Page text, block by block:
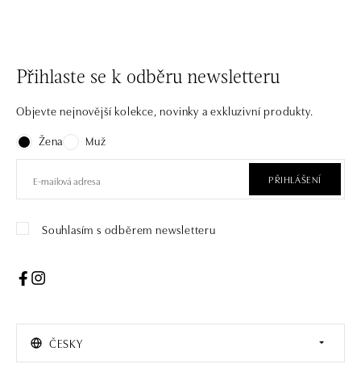
Přihlaste se k odběru newsletteru
Objevte nejnovější kolekce, novinky a exkluzivní produkty.
Žena
Muž
PŘIHLÁŠENÍ
Souhlasím s odběrem newsletteru
ČESKY